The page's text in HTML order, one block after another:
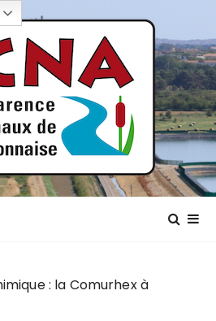
de la narbonnaise
: la Comurhex à